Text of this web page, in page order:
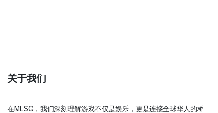
关于我们
在MLSG，我们深刻理解游戏不仅是娱乐，更是连接全球华人的桥